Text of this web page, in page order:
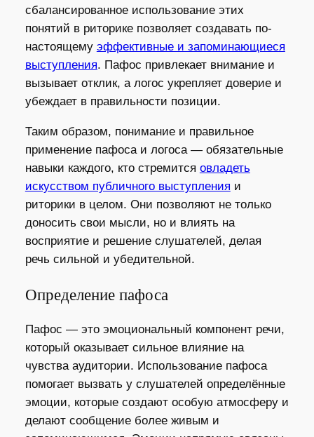
сбалансированное использование этих
понятий в риторике позволяет создавать по-
настоящему эффективные и запоминающиеся
выступления. Пафос привлекает внимание и
вызывает отклик, а логос укрепляет доверие и
убеждает в правильности позиции.
Таким образом, понимание и правильное
применение пафоса и логоса — обязательные
навыки каждого, кто стремится овладеть
искусством публичного выступления и
риторики в целом. Они позволяют не только
доносить свои мысли, но и влиять на
восприятие и решение слушателей, делая
речь сильной и убедительной.
Определение пафоса
Пафос — это эмоциональный компонент речи,
который оказывает сильное влияние на
чувства аудитории. Использование пафоса
помогает вызвать у слушателей определённые
эмоции, которые создают особую атмосферу и
делают сообщение более живым и